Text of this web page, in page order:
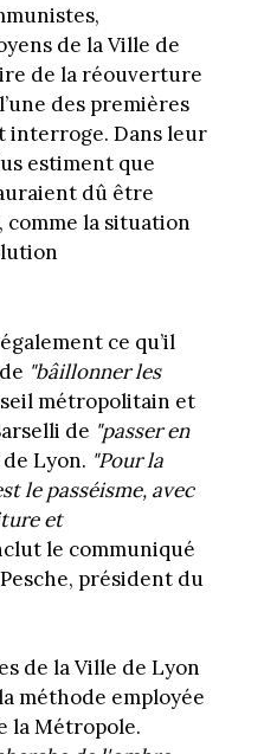
de la Ville de
de la réouverture
des premières
interroge. Dans leur
estiment que
dû être
la situation
ce qu’il
"bâillonner les
métropolitain et
de "passer en
Lyon. "Pour la
le passéisme, avec
et
le communiqué
président du
de la Ville de Lyon
méthode employée
la Métropole.